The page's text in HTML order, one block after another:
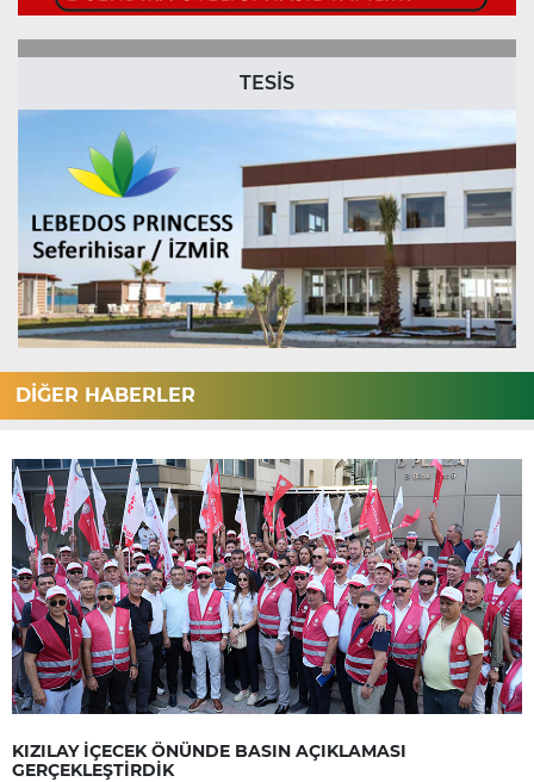
TESİS
DİĞER HABERLER
KIZILAY İÇECEK ÖNÜNDE BASIN AÇIKLAMASI
GERÇEKLEŞTİRDİK